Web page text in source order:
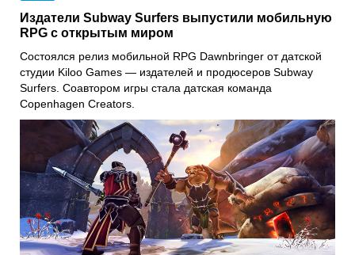
Издатели Subway Surfers выпустили мобильную
RPG с открытым миром
Состоялся релиз мобильной RPG Dawnbringer от датской
студии Kiloo Games — издателей и продюсеров Subway
Surfers. Соавтором игры стала датская команда
Copenhagen Creators.